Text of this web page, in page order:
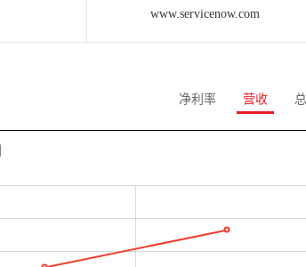
www.servicenow.com
净利率 营收